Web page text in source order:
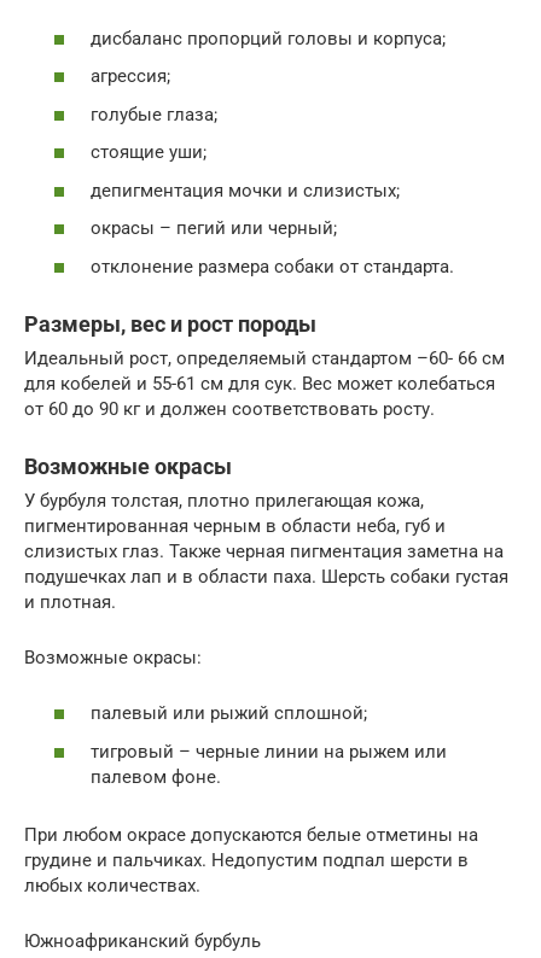
дисбаланс пропорций головы и корпуса;
агрессия;
голубые глаза;
стоящие уши;
депигментация мочки и слизистых;
окрасы – пегий или черный;
отклонение размера собаки от стандарта.
Размеры, вес и рост породы
Идеальный рост, определяемый стандартом –60- 66 см
для кобелей и 55-61 см для сук. Вес может колебаться
от 60 до 90 кг и должен соответствовать росту.
Возможные окрасы
У бурбуля толстая, плотно прилегающая кожа,
пигментированная черным в области неба, губ и
слизистых глаз. Также черная пигментация заметна на
подушечках лап и в области паха. Шерсть собаки густая
и плотная.
Возможные окрасы:
палевый или рыжий сплошной;
тигровый – черные линии на рыжем или
палевом фоне.
При любом окрасе допускаются белые отметины на
грудине и пальчиках. Недопустим подпал шерсти в
любых количествах.
Южноафриканский бурбуль